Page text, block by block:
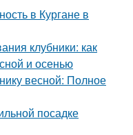
в Кургане в
клубники: как
и осенью
весной: Полное
посадке